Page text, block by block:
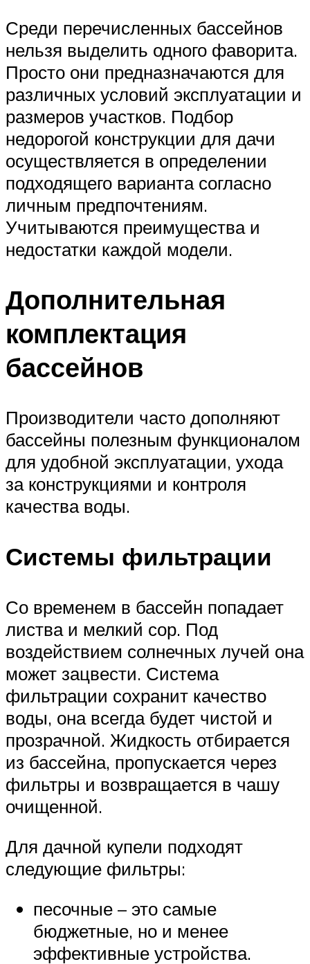
Среди перечисленных бассейнов
нельзя выделить одного фаворита.
Просто они предназначаются для
различных условий эксплуатации и
размеров участков. Подбор
недорогой конструкции для дачи
осуществляется в определении
подходящего варианта согласно
личным предпочтениям.
Учитываются преимущества и
недостатки каждой модели.
Дополнительная
комплектация
бассейнов
Производители часто дополняют
бассейны полезным функционалом
для удобной эксплуатации, ухода
за конструкциями и контроля
качества воды.
Системы фильтрации
Со временем в бассейн попадает
листва и мелкий сор. Под
воздействием солнечных лучей она
может зацвести. Система
фильтрации сохранит качество
воды, она всегда будет чистой и
прозрачной. Жидкость отбирается
из бассейна, пропускается через
фильтры и возвращается в чашу
очищенной.
Для дачной купели подходят
следующие фильтры:
песочные – это самые
бюджетные, но и менее
эффективные устройства.